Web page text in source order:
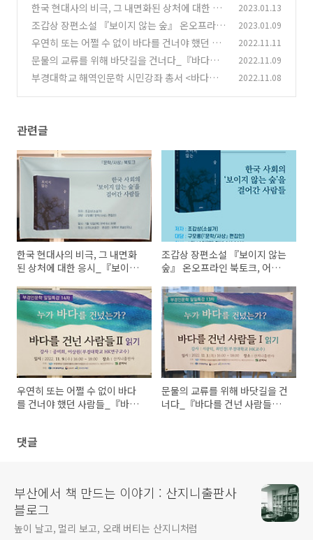
한국 현대사의 비극, 그 내면화된 상처에 대한 응
시_『보이지 않는 숲』북토크
(0)
2023.01.13
조갑상 장편소설 『보이지 않는 숲』 온오프라인
북토크, 어서오세요!
(0)
2023.01.09
우연히 또는 어쩔 수 없이 바다를 건너야 했던 사
람들_『바다를 건넌 사람들 2 』 일일특강🌫️
(0)
2022.11.11
문물의 교류를 위해 바닷길을 건너다_『바다를
건넌 사람들 Ⅰ』 일일특강
(0)
2022.11.09
부경대학교 해역인문학 시민강좌 총서 <바다를
2022.11.08
관련글
한국 현대사의 비극, 그 내면화
된 상처에 대한 응시_『보이지
조갑상 장편소설 『보이지 않는
숲』 온오프라인 북토크, 어서오
우연히 또는 어쩔 수 없이 바다
를 건너야 했던 사람들_『바다
문물의 교류를 위해 바닷길을 건
너다_『바다를 건넌 사람들
댓글
부산에서 책 만드는 이야기 : 산지니출판사
블로그
높이 날고, 멀리 보고, 오래 버티는 산지니처럼